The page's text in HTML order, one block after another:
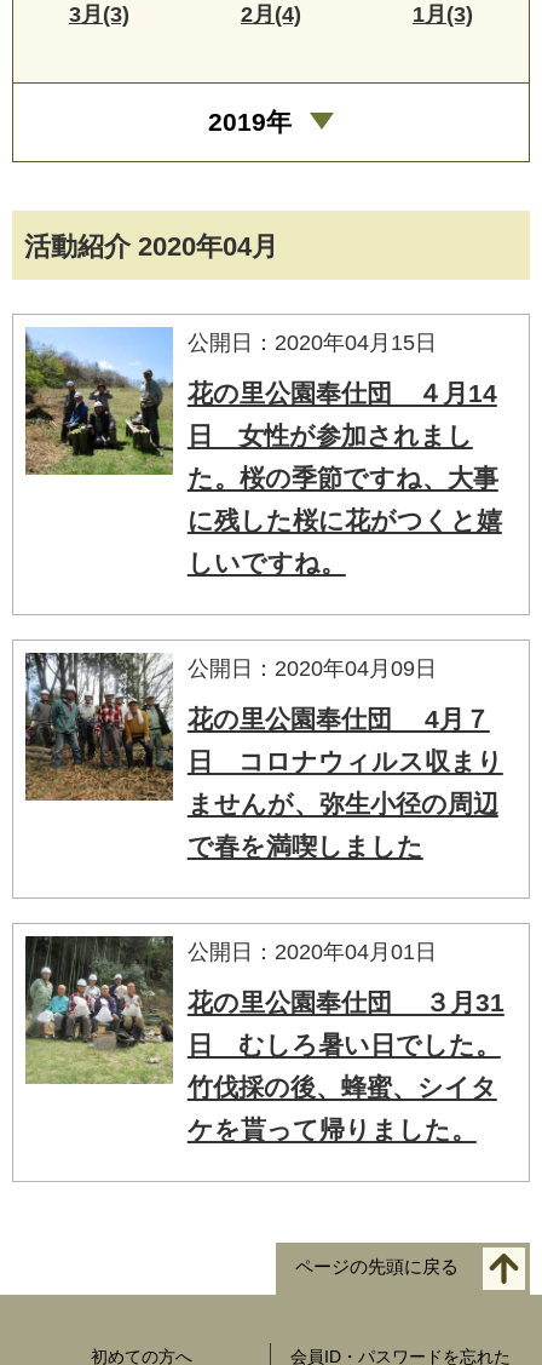
活動紹介 2020年04月
公開日：2020年04月15日
花の里公園奉仕団 ４月14
日 女性が参加されまし
た。桜の季節ですね、大事
に残した桜に花がつくと嬉
しいですね。
公開日：2020年04月09日
花の里公園奉仕団 4月７
日 コロナウィルス収まり
ませんが、弥生小径の周辺
で春を満喫しました
公開日：2020年04月01日
花の里公園奉仕団 ３月31
日 むしろ暑い日でした。
竹伐採の後、蜂蜜、シイタ
ケを貰って帰りました。
3月(3) 2月(4) 1月(3)
2019年
ページの先頭に戻る
初めての方へ 会員ID・パスワードを忘れた